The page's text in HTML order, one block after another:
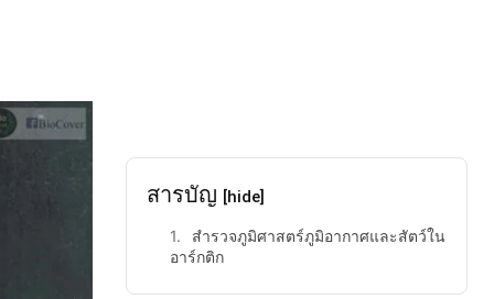
สารบัญ [hide]
สำรวจภูมิศาสตร์ภูมิอากาศและสัตว์ใน
อาร์กติก